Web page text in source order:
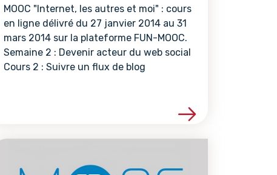
MOOC "Internet, les autres et moi" : cours
en ligne délivré du 27 janvier 2014 au 31
mars 2014 sur la plateforme FUN-MOOC.
Semaine 2 : Devenir acteur du web social
Cours 2 : Suivre un flux de blog
Voir les détails de la ressource